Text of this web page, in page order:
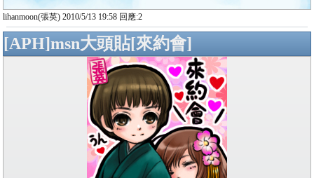
lihanmoon(張英) 2010/5/13 19:58 回應:2
[APH]msn大頭貼[來約會]